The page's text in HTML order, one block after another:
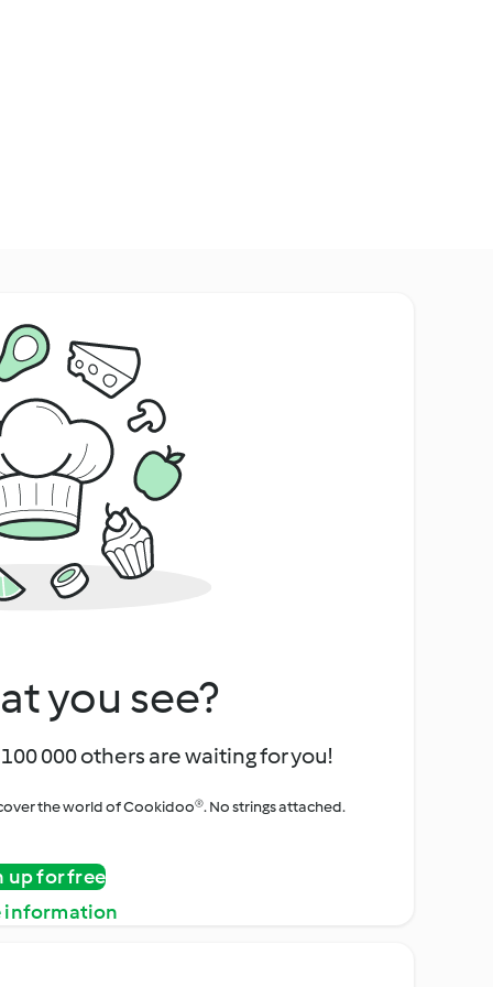
you see?
000 others are waiting for you!
the world of Cookidoo®. No strings attached.
up for free
information